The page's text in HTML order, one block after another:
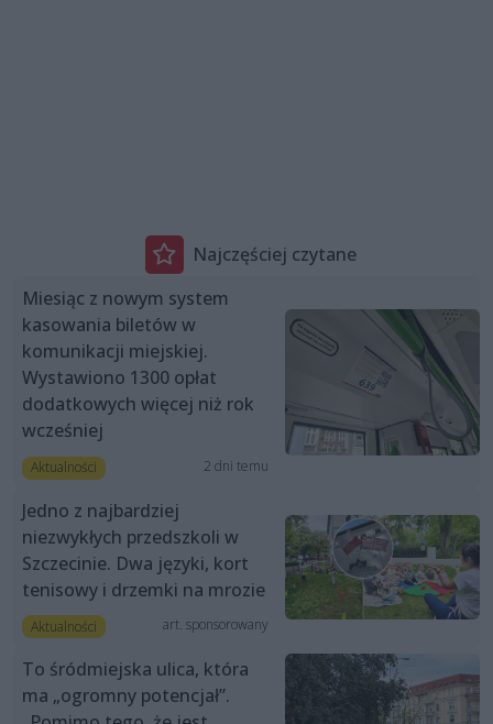
Najczęściej czytane
Miesiąc z nowym system
kasowania biletów w
komunikacji miejskiej.
Wystawiono 1300 opłat
dodatkowych więcej niż rok
wcześniej
Aktualności 2 dni temu
Jedno z najbardziej
niezwykłych przedszkoli w
Szczecinie. Dwa języki, kort
tenisowy i drzemki na mrozie
Aktualności art. sponsorowany
To śródmiejska ulica, która
ma „ogromny potencjał”.